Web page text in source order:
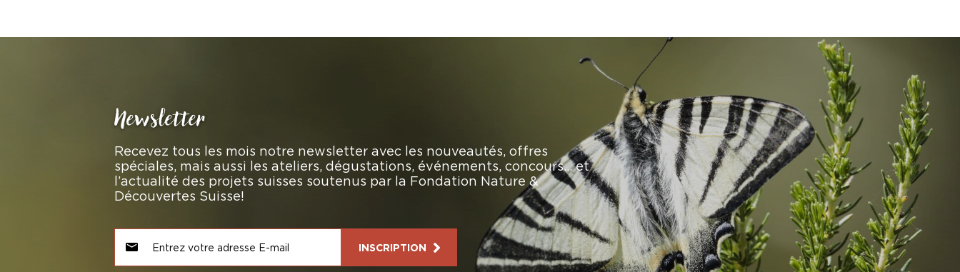
Newsletter
Recevez tous les mois notre newsletter avec les nouveautés, offres
spéciales, mais aussi les ateliers, dégustations, événements, concours… et
l’actualité des projets suisses soutenus par la Fondation Nature &
Découvertes Suisse!
INSCRIPTION